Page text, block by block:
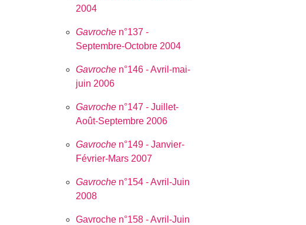
2004
Gavroche n°137 -
Septembre-Octobre 2004
Gavroche n°146 - Avril-mai-
juin 2006
Gavroche n°147 - Juillet-
Août-Septembre 2006
Gavroche n°149 - Janvier-
Février-Mars 2007
Gavroche n°154 - Avril-Juin
2008
Gavroche n°158 - Avril-Juin